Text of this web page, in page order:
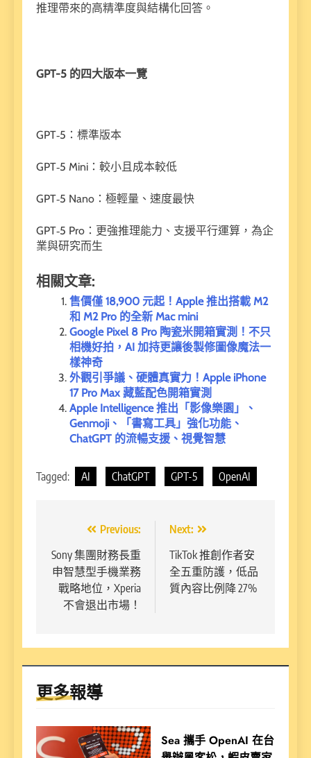
推理帶來的高精準度與結構化回答。
GPT-5 的四大版本一覽
GPT‑5：標準版本
GPT‑5 Mini：較小且成本較低
GPT‑5 Nano：極輕量、速度最快
GPT‑5 Pro：更強推理能力、支援平行運算，為企
業與研究而生
相關文章:
售價僅 18,900 元起！Apple 推出搭載 M2
和 M2 Pro 的全新 Mac mini
Google Pixel 8 Pro 陶瓷米開箱實測！不只
相機好拍，AI 加持更讓後製修圖像魔法一
樣神奇
外觀引爭議、硬體真實力！Apple iPhone
17 Pro Max 藏藍配色開箱實測
Apple Intelligence 推出「影像樂園」、
Genmoji、「書寫工具」強化功能、
ChatGPT 的流暢支援、視覺智慧
Tagged: AI ChatGPT GPT-5 OpenAI
章
導
覽
Previous:
Sony 集團財務長重
申智慧型手機業務
戰略地位，Xperia
不會退出市場！
Next:
TikTok 推創作者安
全五重防護，低品
質內容比例降 27%
更多報導
Sea 攜手 OpenAI 在台